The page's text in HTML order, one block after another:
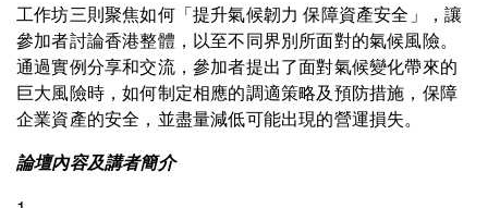
工作坊三則聚焦如何「提升氣候韌力 保障資產安全」，讓
參加者討論香港整體，以至不同界別所面對的氣候風險。
通過實例分享和交流，參加者提出了面對氣候變化帶來的
巨大風險時，如何制定相應的調適策略及預防措施，保障
企業資產的安全，並盡量減低可能出現的營運損失。
論壇內容及講者簡介